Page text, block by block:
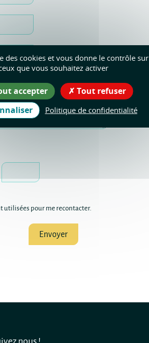
utilisées pour me recontacter.
des cookies et vous donne le contrôle sur
que vous souhaitez activer
accepter
Tout refuser
Politique de confidentialité